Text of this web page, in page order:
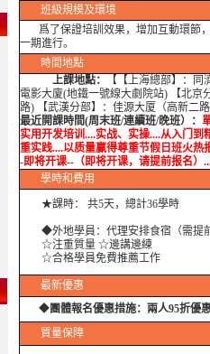
班級規模及環境
爲了保證培訓效果，增加互動環節，
一期進行。
時間地點
上課地點：
【【上海總部】：
電影大廈(地鐵一號線大劇院站) 【北京
路) 【武漢分部】：佳源大厦（高新二
最近開課時間(周末班/連續班/晚班）：
实用开发培训....实战、实操....从入门到
重实践....以质量赢得尊重节假日班火热
-即将开课--（即将开课，请提前报名）
學時和費用
★課時： 共5天，總計36學時
◆外地學員：代理安排食宿（需提
☆注重質量 ☆邊講邊練
☆合格學員免費推薦工作
最新優惠
◆團體報名優惠措施： 兩人95折優
質量保障